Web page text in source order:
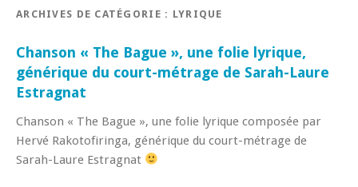
ARCHIVES DE CATÉGORIE : LYRIQUE
Chanson « The Bague », une folie lyrique,
générique du court-métrage de Sarah-Laure
Estragnat
Chanson « The Bague », une folie lyrique composée par
Hervé Rakotofiringa, générique du court-métrage de
Sarah-Laure Estragnat